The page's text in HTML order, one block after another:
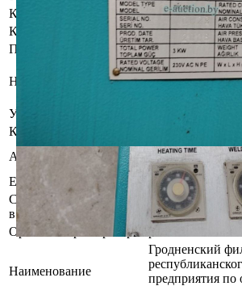
Контактное лицо
Заказчик
Контакты
+375298322204
Продавец имущества
Наименование
Общество с
УНП
591363124
Контакты
+375298322204
Адрес
Гродненская
Качана, 15 оф.33
Email
Сведения о публикации
в газете
Газета
дата
Организатор/оператор торгов
Наименование
Гродненский
предприятия по